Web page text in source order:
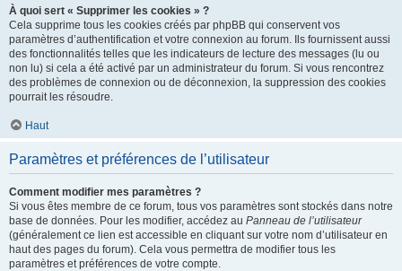
À quoi sert « Supprimer les cookies » ?
Cela supprime tous les cookies créés par phpBB qui conservent vos
paramètres d’authentification et votre connexion au forum. Ils fournissent aussi
des fonctionnalités telles que les indicateurs de lecture des messages (lu ou
non lu) si cela a été activé par un administrateur du forum. Si vous rencontrez
des problèmes de connexion ou de déconnexion, la suppression des cookies
pourrait les résoudre.
Haut
Paramètres et préférences de l’utilisateur
Comment modifier mes paramètres ?
Si vous êtes membre de ce forum, tous vos paramètres sont stockés dans notre
base de données. Pour les modifier, accédez au Panneau de l’utilisateur
(généralement ce lien est accessible en cliquant sur votre nom d’utilisateur en
haut des pages du forum). Cela vous permettra de modifier tous les
paramètres et préférences de votre compte.